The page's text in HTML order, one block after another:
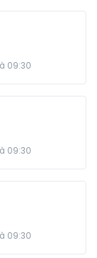
09:30
09:30
09:30